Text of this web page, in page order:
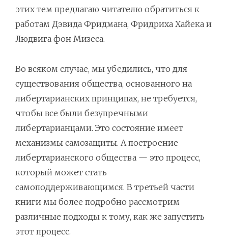
этих тем предлагаю читателю обратиться к
работам Дэвида Фридмана, Фридриха Хайека и
Людвига фон Мизеса.
Во всяком случае, мы убедились, что для
существования общества, основанного на
либертарианских принципах, не требуется,
чтобы все были безупречными
либертарианцами. Это состояние имеет
механизмы самозащиты. А построение
либертарианского общества — это процесс,
который может стать
самоподдерживающимся. В третьей части
книги мы более подробно рассмотрим
различные подходы к тому, как же запустить
этот процесс.